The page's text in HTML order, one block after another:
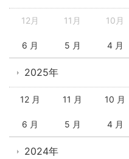
12月 11月 10月
6 月 5 月 4 月
2025年
12 月 11 月 10 月
6 月 5 月 4 月
2024年